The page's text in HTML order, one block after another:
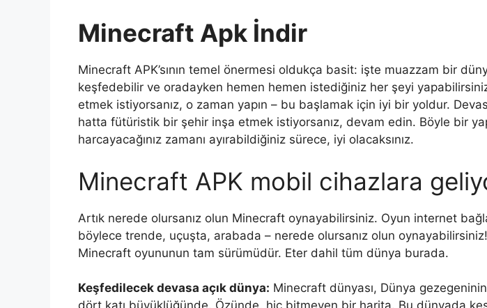
Minecraft Apk İndir
Minecraft APK’sının temel önermesi oldukça basit: işte muazzam bir
keşfedebilir ve oradayken hemen hemen istediğiniz her şeyi
etmek istiyorsanız, o zaman yapın – bu başlamak için iyi bir yoldur.
hatta fütüristik bir şehir inşa etmek istiyorsanız, devam edin. Böyle bir
harcayacağınız zamanı ayırabildiğiniz sürece, iyi olacaksınız.
Minecraft APK mobil cihazlara
Artık nerede olursanız olun Minecraft oynayabilirsiniz. Oyun internet
böylece trende, uçuşta, arabada – nerede olursanız olun
Minecraft oyununun tam sürümüdür. Eter dahil tüm dünya burada.
Keşfedilecek devasa açık dünya: Minecraft dünyası, Dünya gezegeninin